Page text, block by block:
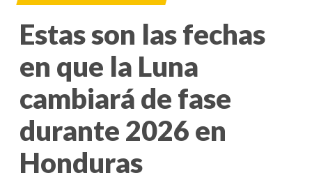
Estas son las fechas
en que la Luna
cambiará de fase
durante 2026 en
Honduras